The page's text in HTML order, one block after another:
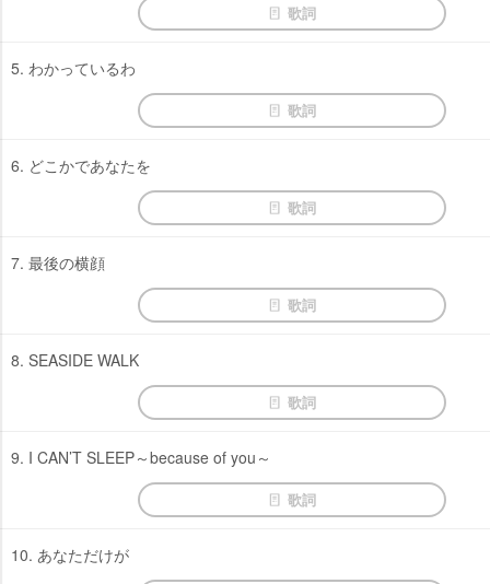
歌詞
5. わかっているわ
歌詞
6. どこかであなたを
歌詞
7. 最後の横顔
歌詞
8. SEASIDE WALK
歌詞
9. I CAN’T SLEEP～because of you～
歌詞
10. あなただけが